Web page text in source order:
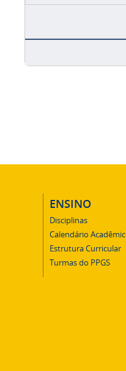
ENSINO
Disciplinas
Calendário
Estrutura Curricular
Turmas do PPGS